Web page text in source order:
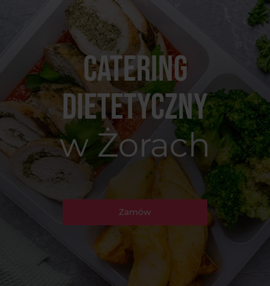
Catering
dietetyczny
w Żorach
Zamów